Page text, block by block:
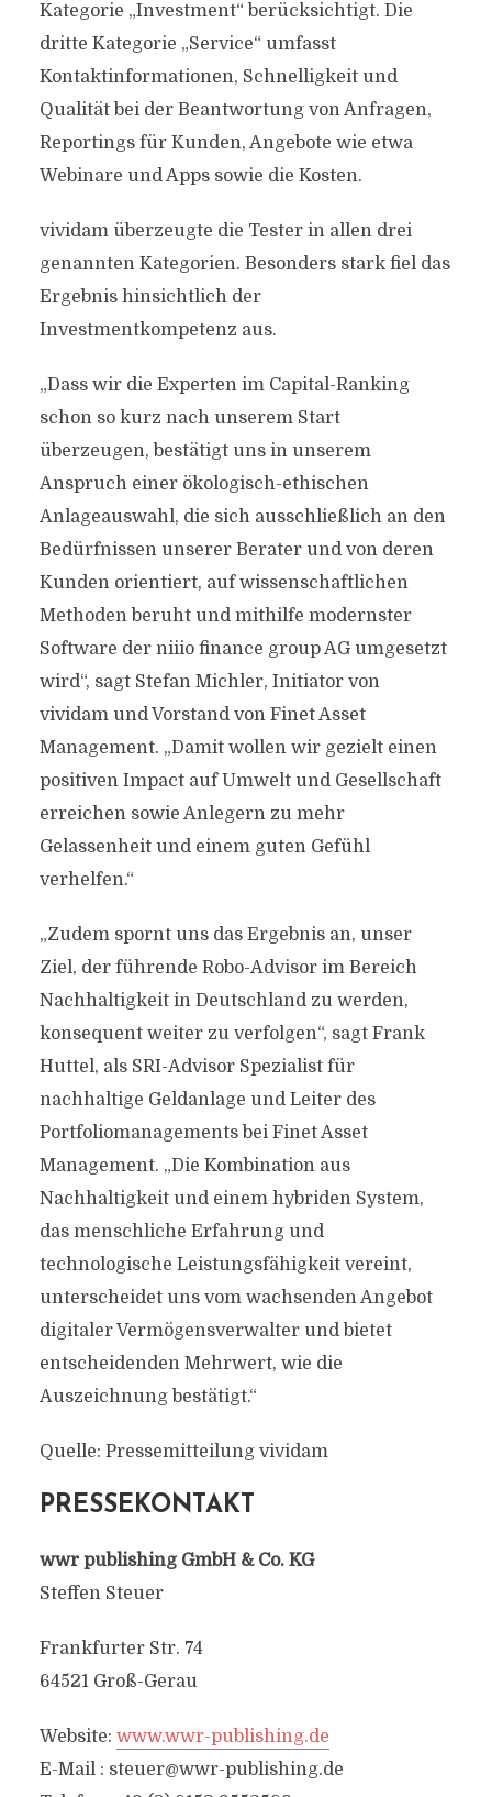
Kategorie „Investment“ berücksichtigt. Die
dritte Kategorie „Service“ umfasst
Kontaktinformationen, Schnelligkeit und
Qualität bei der Beantwortung von Anfragen,
Reportings für Kunden, Angebote wie etwa
Webinare und Apps sowie die Kosten.
vividam überzeugte die Tester in allen drei
genannten Kategorien. Besonders stark fiel das
Ergebnis hinsichtlich der
Investmentkompetenz aus.
„Dass wir die Experten im Capital-Ranking
schon so kurz nach unserem Start
überzeugen, bestätigt uns in unserem
Anspruch einer ökologisch-ethischen
Anlageauswahl, die sich ausschließlich an den
Bedürfnissen unserer Berater und von deren
Kunden orientiert, auf wissenschaftlichen
Methoden beruht und mithilfe modernster
Software der niiio finance group AG umgesetzt
wird“, sagt Stefan Michler, Initiator von
vividam und Vorstand von Finet Asset
Management. „Damit wollen wir gezielt einen
positiven Impact auf Umwelt und Gesellschaft
erreichen sowie Anlegern zu mehr
Gelassenheit und einem guten Gefühl
verhelfen.“
„Zudem spornt uns das Ergebnis an, unser
Ziel, der führende Robo-Advisor im Bereich
Nachhaltigkeit in Deutschland zu werden,
konsequent weiter zu verfolgen“, sagt Frank
Huttel, als SRI-Advisor Spezialist für
nachhaltige Geldanlage und Leiter des
Portfoliomanagements bei Finet Asset
Management. „Die Kombination aus
Nachhaltigkeit und einem hybriden System,
das menschliche Erfahrung und
technologische Leistungsfähigkeit vereint,
unterscheidet uns vom wachsenden Angebot
digitaler Vermögensverwalter und bietet
entscheidenden Mehrwert, wie die
Auszeichnung bestätigt.“
Quelle: Pressemitteilung vividam
PRESSEKONTAKT
wwr publishing GmbH & Co. KG
Steffen Steuer
Frankfurter Str. 74
64521 Groß-Gerau
Website: www.wwr-publishing.de
E-Mail : steuer@wwr-publishing.de